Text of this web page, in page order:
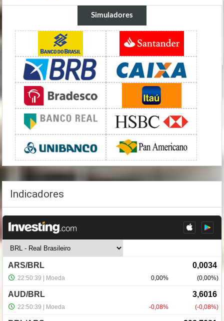
Simuladores
Indicadores
NewsLetter